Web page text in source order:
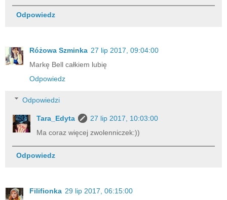
Odpowiedz
Różowa Szminka 27 lip 2017, 09:04:00
Markę Bell całkiem lubię
Odpowiedz
Odpowiedzi
Tara_Edyta
27 lip 2017, 10:03:00
Ma coraz więcej zwolenniczek:))
Odpowiedz
Filifionka 29 lip 2017, 06:15:00